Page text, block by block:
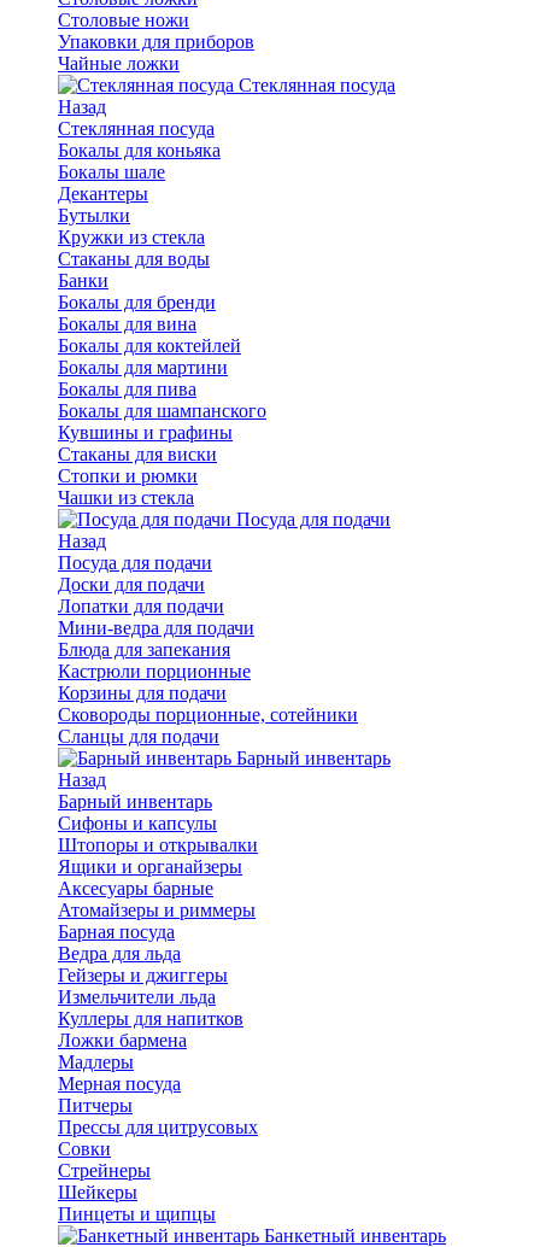
Столовые ножи
Упаковки для приборов
Чайные ложки
Стеклянная посуда
Назад
Стеклянная посуда
Бокалы для коньяка
Бокалы шале
Декантеры
Бутылки
Кружки из стекла
Стаканы для воды
Банки
Бокалы для бренди
Бокалы для вина
Бокалы для коктейлей
Бокалы для мартини
Бокалы для пива
Бокалы для шампанского
Кувшины и графины
Стаканы для виски
Стопки и рюмки
Чашки из стекла
Посуда для подачи
Назад
Посуда для подачи
Доски для подачи
Лопатки для подачи
Мини-ведра для подачи
Блюда для запекания
Кастрюли порционные
Корзины для подачи
Сковороды порционные, сотейники
Сланцы для подачи
Барный инвентарь
Назад
Барный инвентарь
Сифоны и капсулы
Штопоры и открывалки
Ящики и органайзеры
Аксесуары барные
Атомайзеры и риммеры
Барная посуда
Ведра для льда
Гейзеры и джиггеры
Измельчители льда
Куллеры для напитков
Ложки бармена
Мадлеры
Мерная посуда
Питчеры
Прессы для цитрусовых
Совки
Стрейнеры
Шейкеры
Пинцеты и щипцы
Банкетный инвентарь